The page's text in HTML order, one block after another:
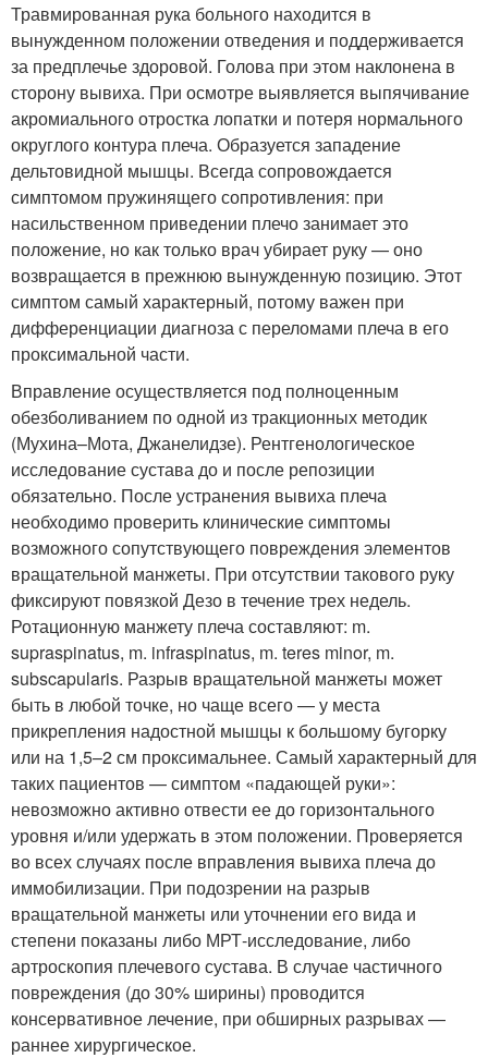
Травмированная рука больного находится в
вынужденном положении отведения и поддерживается
за предплечье здоровой. Голова при этом наклонена в
сторону вывиха. При осмотре выявляется выпячивание
акромиального отростка лопатки и потеря нормального
округлого контура плеча. Образуется западение
дельтовидной мышцы. Всегда сопровождается
симптомом пружинящего сопротивления: при
насильственном приведении плечо занимает это
положение, но как только врач убирает руку — оно
возвращается в прежнюю вынужденную позицию. Этот
симптом самый характерный, потому важен при
дифференциации диагноза с переломами плеча в его
проксимальной части.
Вправление осуществляется под полноценным
обезболиванием по одной из тракционных методик
(Мухина–Мота, Джанелидзе). Рентгенологическое
исследование сустава до и после репозиции
обязательно. После устранения вывиха плеча
необходимо проверить клинические симптомы
возможного сопутствующего повреждения элементов
вращательной манжеты. При отсутствии такового руку
фиксируют повязкой Дезо в течение трех недель.
Ротационную манжету плеча составляют: m.
supraspinatus, m. infraspinatus, m. teres minor, m.
subscapularis. Разрыв вращательной манжеты может
быть в любой точке, но чаще всего — у места
прикрепления надостной мышцы к большому бугорку
или на 1,5–2 см проксимальнее. Самый характерный для
таких пациентов — симптом «падающей руки»:
невозможно активно отвести ее до горизонтального
уровня и/или удержать в этом положении. Проверяется
во всех случаях после вправления вывиха плеча до
иммобилизации. При подозрении на разрыв
вращательной манжеты или уточнении его вида и
степени показаны либо МРТ-исследование, либо
артроскопия плечевого сустава. В случае частичного
повреждения (до 30% ширины) проводится
консервативное лечение, при обширных разрывах —
раннее хирургическое.